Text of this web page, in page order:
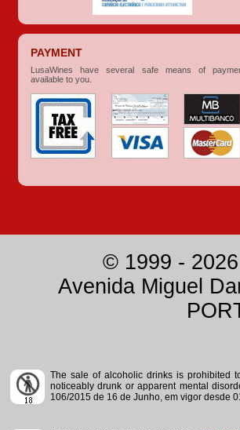
PAYMENT
LusaWines have several safe means of
available to you.
© 1999 -
Avenida Miguel
The sale of alcoholic drinks is prohibited
noticeably drunk or apparent mental
106/2015 de 16 de Junho, em vigor desde